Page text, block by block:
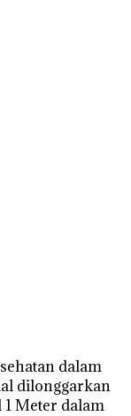
dalam
dilonggarkan
Meter dalam